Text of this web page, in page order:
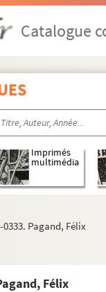
Catalogue
Imprimés
multimédia
0333. Pagand, Félix
Félix
Renooz